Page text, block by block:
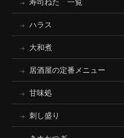
寿司ねた 一覧
ハラス
大和煮
居酒屋の定番メニュー
甘味処
刺し盛り